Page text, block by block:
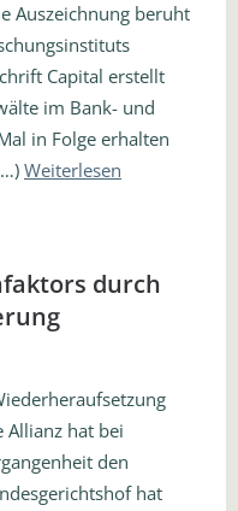
Auszeichnung beruht
Capital erstellt
im Bank- und
in Folge erhalten
Weiterlesen
durch
Allianz hat bei
den
hat